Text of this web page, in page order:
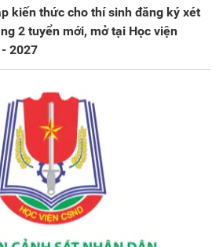
kiến thức cho thí sinh đăng ký xét
2 tuyển mới, mở tại Học viện
2027